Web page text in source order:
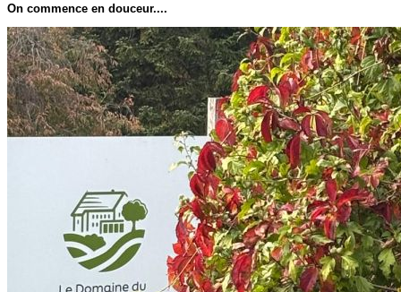
On commence en douceur....